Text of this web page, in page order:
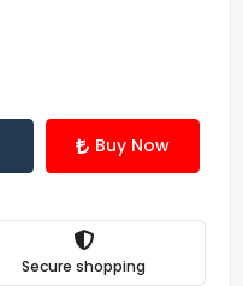
Buy Now
Secure shopping